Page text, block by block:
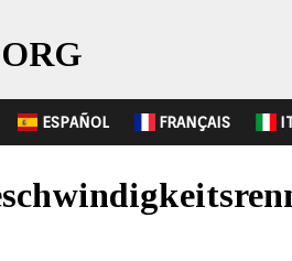
ESPAÑOL FRANÇAIS